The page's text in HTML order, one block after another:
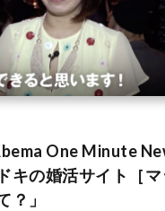
One Minute
キの婚活サイト［
？」